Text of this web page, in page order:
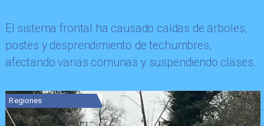
​El sistema frontal ha causado caídas de árboles,
postes y desprendimiento de techumbres,
afectando varias comunas y suspendiendo clases.
Regiones